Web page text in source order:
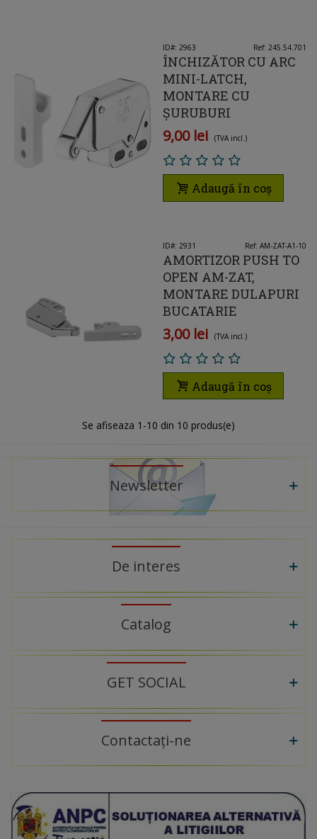
ID#: 2963 Ref: 245.54.701
ÎNCHIZĂTOR CU ARC
MINI-LATCH,
MONTARE CU
ŞURUBURI
9,00 lei (TVA incl.)
Adaugă în coș
ID#: 2931 Ref: AM-ZAT-A1-10
AMORTIZOR PUSH TO
OPEN AM-ZAT,
MONTARE DULAPURI
BUCATARIE
3,00 lei (TVA incl.)
Adaugă în coș
Se afiseaza 1 -10 din 10 produs(e)
Newsletter
De interes
Catalog
GET SOCIAL
Contactați-ne